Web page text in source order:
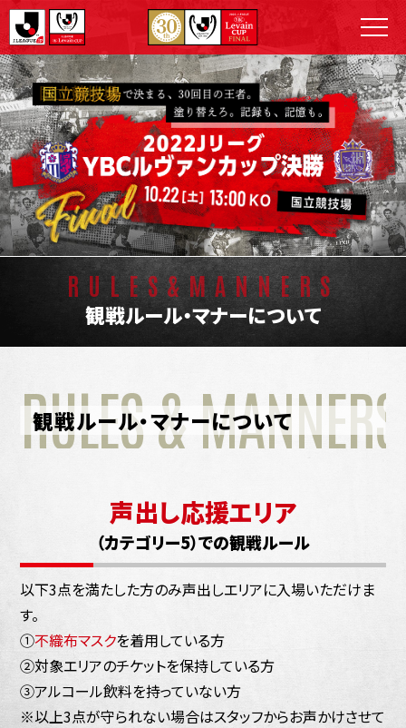
RULES&MANNERS
観戦ルール・マナーについて
RULES & MANNERS
観戦ルール・マナーについて
声出し応援エリア
（カテゴリー5）での観戦ルール
以下3点を満たした方のみ声出しエリアに入場いただけま
す。
①不織布マスクを着用している方
②対象エリアのチケットを保持している方
③アルコール飲料を持っていない方
※以上3点が守られない場合はスタッフからお声かけさせて